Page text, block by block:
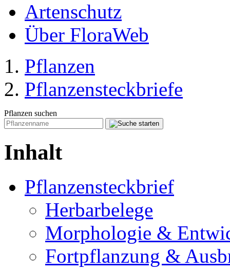
Artenschutz
Über FloraWeb
Pflanzen
Pflanzensteckbriefe
Pflanzen suchen
Inhalt
Pflanzensteckbrief
Herbarbelege
Morphologie &
Fortpflanzung &